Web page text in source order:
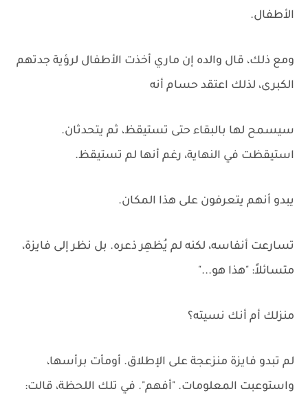
الأطفال.
ومع ذلك، قال والده إن ماري أخذت الأطفال لرؤية جدتهم
الكبرى، لذلك اعتقد حسام أنه
سيسمح لها بالبقاء حتى تستيقظ، ثم يتحدثان.
استيقظت في النهاية، رغم أنها لم تستيقظ.
يبدو أنهم يتعرفون على هذا المكان.
تسارعت أنفاسه، لكنه لم يُظهِر ذعره. بل نظر إلى فايزة،
متسائلاً: "هذا هو..."
منزلك أم أنك نسيته؟
لم تبدو فايزة منزعجة على الإطلاق. أومأت برأسها،
واستوعبت المعلومات. "أفهم". في تلك اللحظة، قالت: